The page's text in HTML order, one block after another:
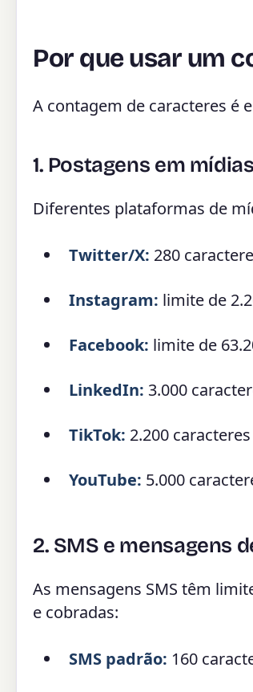
Por que usar um
A contagem de caracteres é
1. Postagens em
Diferentes plataformas de
Twitter/X: 280
Instagram: limite de
Facebook: limite de
LinkedIn: 3.000
TikTok: 2.200
YouTube: 5.000
2. SMS e mensagens
As mensagens SMS têm
e cobradas:
SMS padrão: 160